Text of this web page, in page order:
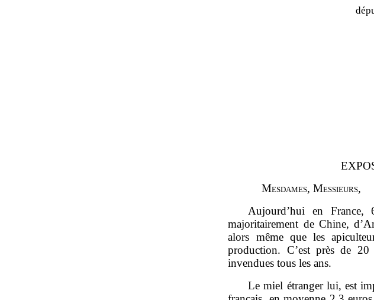
Mesdames, Messieurs,
Aujourd’hui en
majoritairement de Chine,
alors même que les
production. C’est près de
invendues tous les ans.
Le miel étranger lui, est